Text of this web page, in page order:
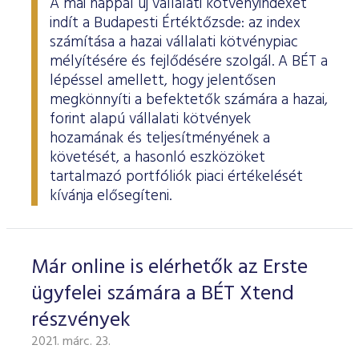
indít a Budapesti Értéktőzsde: az index
számítása a hazai vállalati kötvénypiac
mélyítésére és fejlődésére szolgál. A BÉT a
lépéssel amellett, hogy jelentősen
megkönnyíti a befektetők számára a hazai,
forint alapú vállalati kötvények
hozamának és teljesítményének a
követését, a hasonló eszközöket
tartalmazó portfóliók piaci értékelését
kívánja elősegíteni.
Már online is elérhetők az Erste
ügyfelei számára a BÉT Xtend
részvények
2021. márc. 23.